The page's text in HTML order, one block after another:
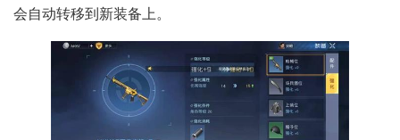
会自动转移到新装备上。